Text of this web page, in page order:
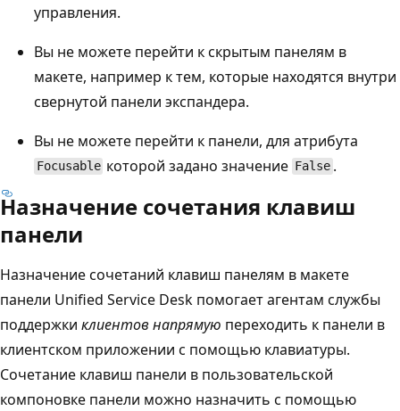
управления.
Вы не можете перейти к скрытым панелям в
макете, например к тем, которые находятся внутри
свернутой панели экспандера.
Вы не можете перейти к панели, для атрибута
Focusable которой задано значение False.
Назначение сочетания клавиш
панели
Назначение сочетаний клавиш панелям в макете
панели Unified Service Desk помогает агентам службы
поддержки клиентов напрямую переходить к панели в
клиентском приложении с помощью клавиатуры.
Сочетание клавиш панели в пользовательской
компоновке панели можно назначить с помощью